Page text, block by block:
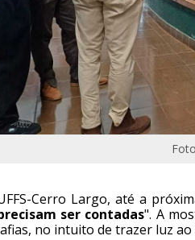
Cerro Largo, até a
ser contadas". A
no intuito de trazer luz ao